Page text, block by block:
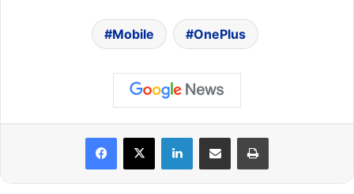
Mobile OnePlus